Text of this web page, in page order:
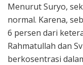
Menurut Suryo,
normal. Karena,
6 persen dari
Rahmatullah dan
berkosentrasi